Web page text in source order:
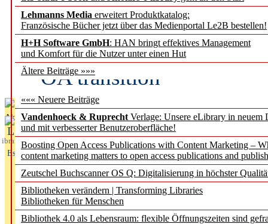
Lehmanns Media erweitert Produktkatalog:
Französische Bücher jetzt über das Medienportal Le2B bestellen!
H+H Software GmbH: HAN bringt effektives Management
und Komfort für die Nutzer unter einen Hut
Ältere Beiträge »»»
««« Neuere Beiträge
Vandenhoeck & Ruprecht Verlage: Unsere eLibrary in neuem
und mit verbesserter Benutzeroberfläche!
Boosting Open Access Publications with Content Marketing –
content marketing matters to open access publications and
Zeutschel Buchscanner OS Q: Digitalisierung in höchster
Bibliotheken verändern | Transforming Libraries
Bibliotheken für Menschen
Bibliothek 4.0 als Lebensraum: flexible Öffnungszeiten sind
Fifth Open Access
transformative
OA transition
Aktuelles aus
L
ibrary
Essentials